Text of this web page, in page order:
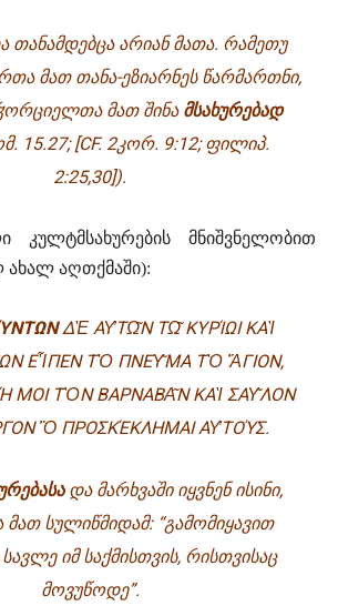
ᲗᲐᲜᲐᲛᲓᲔᲑᲪᲐ ᲐᲠᲘᲐᲜ ᲛᲐᲗᲐ. ᲠᲐᲛᲔᲗᲣ
ᲛᲐᲗ ᲗᲐᲜᲐ-ᲔᲖᲘᲐᲠᲜᲔᲡ ᲬᲐᲠᲛᲐᲠᲗᲜᲘ,
ᲛᲐᲗ ᲨᲘᲜᲐ ᲛᲡᲐᲮᲣᲠᲔᲑᲐᲓ
15.27; [CF. 2ᲙᲝᲠ. 9:12; ᲤᲘᲚᲘᲞ.
2:25,30]).
კულტმსახურების მნიშვნელობით
აღთქმაში):
ΔῈ ΑΥ̓ΤΩ͂Ν ΤΩ͂ΚΥΡΊΩΙ ΚΑῚ
ΕἾΠΕΝ ΤῸ ΠΝΕΥ͂ΜΑ ΤῸ ἍΓΙΟΝ,
ΜΟΙ ΤῸΝ ΒΑΡΝΑΒΑ͂Ν ΚΑῚΣΑΥ͂ΛΟΝ
Ὃ ΠΡΟΣΚΈΚΛΗΜΑΙ ΑΥ̓ΤΟΎΣ.
ᲓᲐ ᲛᲐᲠᲮᲕᲐᲨᲘ ᲘᲧᲕᲜᲔᲜ ᲘᲡᲘᲜᲘ,
ᲡᲣᲚᲘᲬᲛᲘᲓᲐᲛ: “ᲒᲐᲛᲝᲛᲘᲧᲐᲕᲘᲗ
ᲘᲛ ᲡᲐᲥᲛᲘᲡᲗᲕᲘᲡ, ᲠᲘᲡᲗᲕᲘᲡᲐᲪ
ᲛᲝᲕᲣᲬᲝᲓᲔ”.